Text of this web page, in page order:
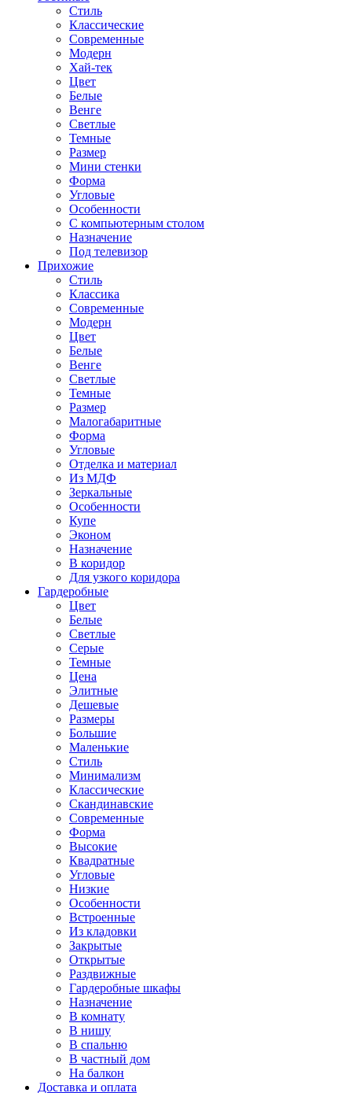
Стиль
Классические
Современные
Модерн
Хай-тек
Цвет
Белые
Венге
Светлые
Темные
Размер
Мини стенки
Форма
Угловые
Особенности
С компьютерным столом
Назначение
Под телевизор
Прихожие
Стиль
Классика
Современные
Модерн
Цвет
Белые
Венге
Светлые
Темные
Размер
Малогабаритные
Форма
Угловые
Отделка и материал
Из МДФ
Зеркальные
Особенности
Купе
Эконом
Назначение
В коридор
Для узкого коридора
Гардеробные
Цвет
Белые
Светлые
Серые
Темные
Цена
Элитные
Дешевые
Размеры
Большие
Маленькие
Стиль
Минимализм
Классические
Скандинавские
Современные
Форма
Высокие
Квадратные
Угловые
Низкие
Особенности
Встроенные
Из кладовки
Закрытые
Открытые
Раздвижные
Гардеробные шкафы
Назначение
В комнату
В нишу
В спальню
В частный дом
На балкон
Доставка и оплата